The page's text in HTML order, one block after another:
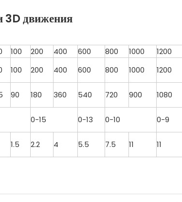
3D движения
100 200 400 600 800 1000 1200
100 200 400 600 800 1000 1200
90 180 360 540 720 900 1080
0-15 0-13 0-10
0-9
1.5 2.2 4 5.5 7.5 11 11